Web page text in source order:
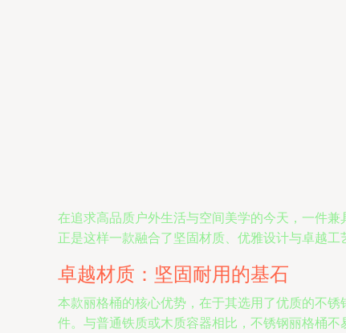
在追求高品质户外生活与空间美学的今天，一件
正是这样一款融合了坚固材质、优雅设计与卓越
卓越材质：坚固耐用的基石
本款丽格桶的核心优势，在于其选用了优质的不
件。与普通铁质或木质容器相比，不锈钢丽格桶